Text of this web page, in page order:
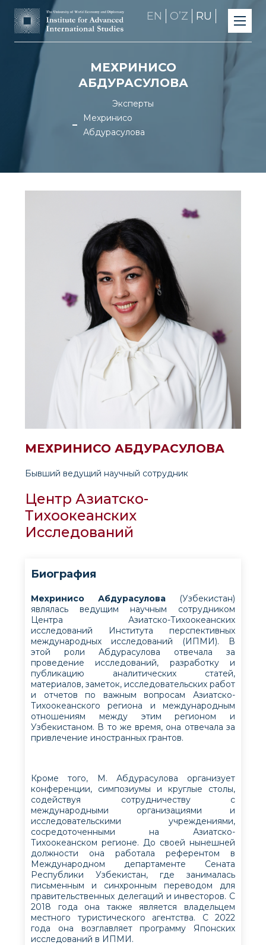
EN OʼZ RU
МЕХРИНИСО
АБДУРАСУЛОВА
Эксперты
Мехринисо
Абдурасулова
МЕХРИНИСО АБДУРАСУЛОВА
Бывший ведущий научный сотрудник
Центр Азиатско-
Тихоокеанских
Исследований
Биография
Мехринисо Абдурасулова (Узбекистан)
являлась ведущим научным сотрудником
Центра Азиатско-Тихоокеанских
исследований Института перспективных
международных исследований (ИПМИ). В
этой роли Абдурасулова отвечала за
проведение исследований, разработку и
публикацию аналитических статей,
материалов, заметок, исследовательских работ
и отчетов по важным вопросам Азиатско-
Тихоокеанского региона и международным
отношениям между этим регионом и
Узбекистаном. В то же время, она отвечала за
привлечение иностранных грантов.
Кроме того, М. Абдурасулова организует
конференции, симпозиумы и круглые столы,
содействуя сотрудничеству с
международными организациями и
исследовательскими учреждениями,
сосредоточенными на Азиатско-
Тихоокеанском регионе. До своей нынешней
должности она работала референтом в
Международном департаменте Сената
Республики Узбекистан, где занималась
письменным и синхронным переводом для
правительственных делегаций и инвесторов. С
2018 года она также является владельцем
местного туристического агентства. С 2022
года она возглавляет программу Японских
исследований в ИПМИ.